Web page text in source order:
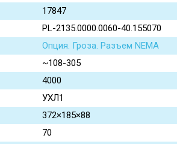
17847
PL-2135.0000.0060-40.155070
Опция. Гроза. Разъем NEMA
~108-305
4000
УХЛ1
372×185×88
70